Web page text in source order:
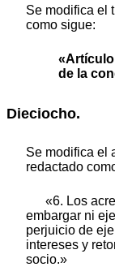
Se modifica el
como sigue:
de la
Dieciocho.
Se modifica el
redactado
«6. Los
embargar ni
perjuicio de
intereses y
socio.»